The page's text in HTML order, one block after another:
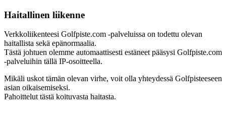
Haitallinen liikenne
Verkkoliikenteesi Golfpiste.com -palveluissa on todettu olevan
haitallista sekä epänormaalia.
Tästä johtuen olemme automaattisesti estäneet pääsysi Golfpiste.com
-palveluihin tällä IP-osoitteella.
Mikäli uskot tämän olevan virhe, voit olla yhteydessä Golfpisteeseen
asian oikaisemiseksi.
Pahoittelut tästä koituvasta haitasta.